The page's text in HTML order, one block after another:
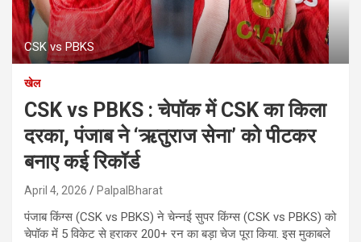
CSK vs PBKS
खेल
CSK vs PBKS : चेपॉक में CSK का किला
दरका, पंजाब ने ‘ऋतुराज सेना’ को पीटकर
बनाए कई रिकॉर्ड
April 4, 2026 PalpalBharat
पंजाब किंग्स (CSK vs PBKS) ने चेन्नई सुपर किंग्स (CSK vs PBKS) को
चेपॉक में 5 विकेट से हराकर 200+ रन का बड़ा चेज पूरा किया. इस मुकाबले